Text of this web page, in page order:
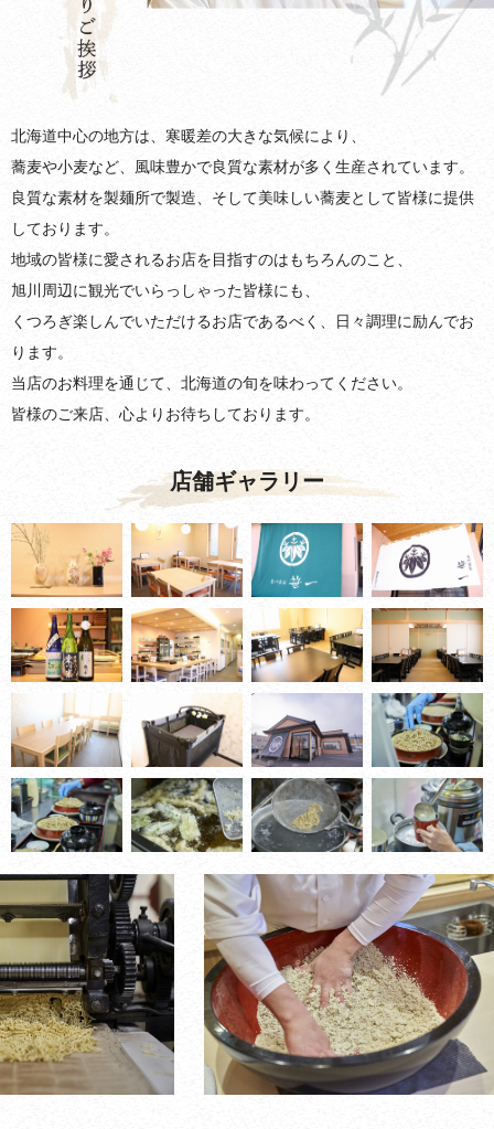
北海道中心の地方は、寒暖差の大きな気候により、
蕎麦や小麦など、風味豊かで良質な素材が多く生産されています。
良質な素材を製麺所で製造、そして美味しい蕎麦として皆様に提供
しております。
地域の皆様に愛されるお店を目指すのはもちろんのこと、
旭川周辺に観光でいらっしゃった皆様にも、
くつろぎ楽しんでいただけるお店であるべく、日々調理に励んでお
ります。
当店のお料理を通じて、北海道の旬を味わってください。
皆様のご来店、心よりお待ちしております。
店舗ギャラリー